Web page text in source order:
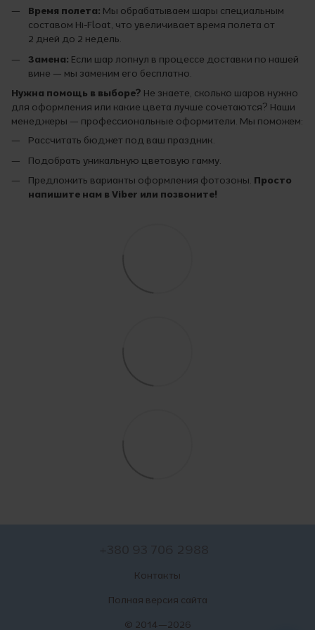
Время полета: Мы обрабатываем шары специальным
составом Hi-Float, что увеличивает время полета от
2 дней до 2 недель.
Замена: Если шар лопнул в процессе доставки по нашей
вине — мы заменим его бесплатно.
Нужна помощь в выборе? Не знаете, сколько шаров нужно
для оформления или какие цвета лучше сочетаются? Наши
менеджеры — профессиональные оформители. Мы поможем:
Рассчитать бюджет под ваш праздник.
Подобрать уникальную цветовую гамму.
Предложить варианты оформления фотозоны. Просто
напишите нам в Viber или позвоните!
Контакты
Полная версия сайта
© 2014—2026